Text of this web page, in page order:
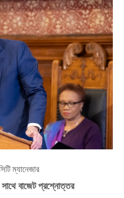
ম্যানেজার
বাজেট প্রশ্নোত্তর